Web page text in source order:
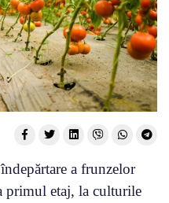
a frunzelor
primul etaj, la culturile